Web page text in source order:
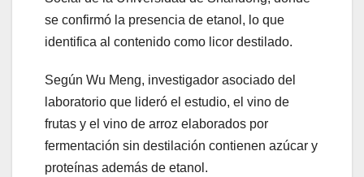
se confirmó la presencia de etanol, lo que
identifica al contenido como licor destilado.
Según Wu Meng, investigador asociado del
laboratorio que lideró el estudio, el vino de
frutas y el vino de arroz elaborados por
fermentación sin destilación contienen azúcar y
proteínas además de etanol.